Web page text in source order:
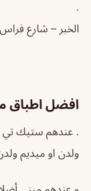
.
الخبر – شارع
افضل اطباق
. عندهم ستيك تي
ولدن او ميديم